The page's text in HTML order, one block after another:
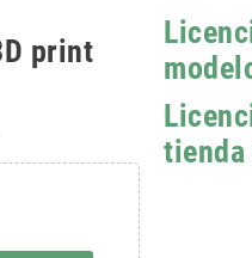
print
tienda